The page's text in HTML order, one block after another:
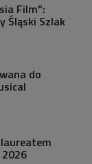
Film":
Śląski Szlak
do
2026